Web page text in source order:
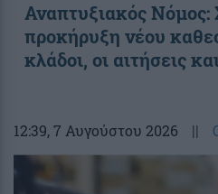
Αναπτυξιακός Νόμος:
προκήρυξη νέου
κλάδοι, οι αιτήσεις
12:39, 7 Αυγούστου 2026 ||